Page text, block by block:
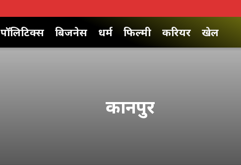
पॉलिटिक्स बिजनेस धर्म फिल्मी करियर खेल
कानपुर